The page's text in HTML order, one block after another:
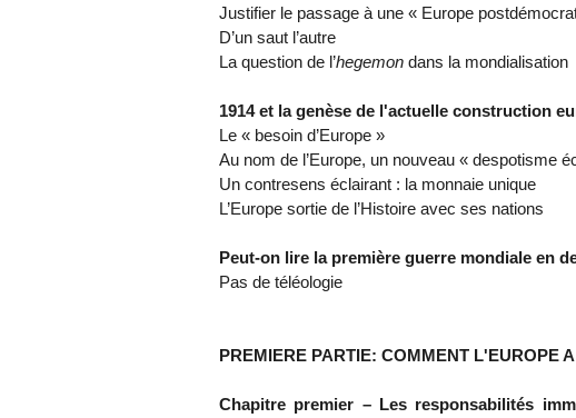
Justifier le passage à une « Europe
D’un saut l’autre
La question de l’hegemon dans la mondialisation
1914 et la genèse de l'actuelle construction
Le « besoin d’Europe »
Au nom de l’Europe, un nouveau « despotisme
Un contresens éclairant : la monnaie unique
L’Europe sortie de l’Histoire avec ses nations
Peut-on lire la première guerre mondiale en
Pas de téléologie
PREMIERE PARTIE: COMMENT L'EUROPE
Chapitre premier – Les responsabilités